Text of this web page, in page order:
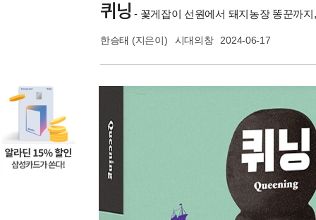
퀴닝 - 꽃게잡이 선원에서 돼지농장 똥꾼까
한승태 (지은이) 시대의창 2024-06-17